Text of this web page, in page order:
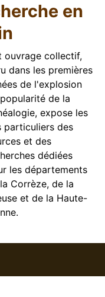
en
ouvrage collectif,
dans les premières
de l'explosion
de la
expose les
particuliers des
et des
dédiées
les départements
Corrèze, de la
et de la Haute-